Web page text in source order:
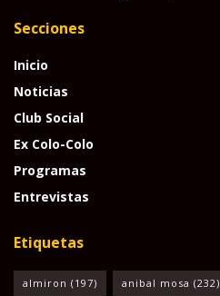
Secciones
Inicio
Noticias
Club Social
Ex Colo-Colo
Programas
Entrevistas
Etiquetas
almiron (197) anibal mosa (232)